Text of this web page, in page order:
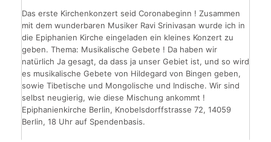
Das erste Kirchenkonzert seid Coronabeginn ! Zusammen
mit dem wunderbaren Musiker Ravi Srinivasan wurde ich in
die Epiphanien Kirche eingeladen ein kleines Konzert zu
geben. Thema: Musikalische Gebete ! Da haben wir
natürlich Ja gesagt, da dass ja unser Gebiet ist, und so wird
es musikalische Gebete von Hildegard von Bingen geben,
sowie Tibetische und Mongolische und Indische. Wir sind
selbst neugierig, wie diese Mischung ankommt !
Epiphanienkirche Berlin, Knobelsdorffstrasse 72, 14059
Berlin, 18 Uhr auf Spendenbasis.